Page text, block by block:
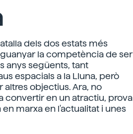
dels dos estats més
la competència de ser
anys següents, tant
espacials a la Lluna, però
objectius. Ara, no
convertir en un atractiu, prova
marxa en l'actualitat i unes